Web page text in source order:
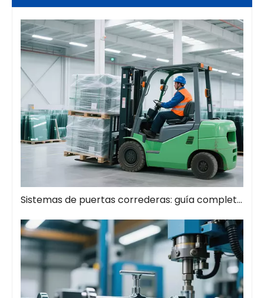
Sistemas de puertas correderas: guía completa de soluciones espaciales modernas